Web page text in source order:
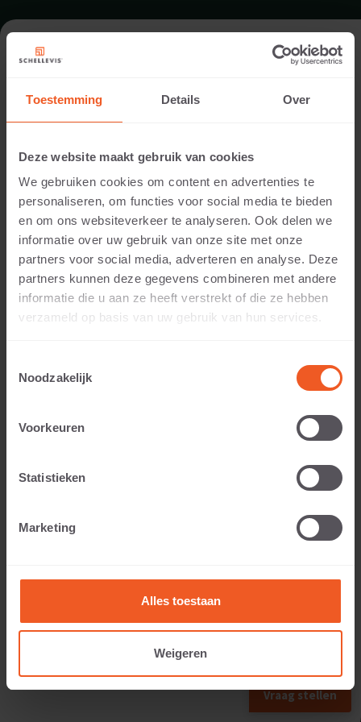
Toestemming Details Over
Deze website maakt gebruik van cookies
We gebruiken cookies om content en advertenties te
personaliseren, om functies voor social media te bieden
en om ons websiteverkeer te analyseren. Ook delen we
informatie over uw gebruik van onze site met onze
partners voor social media, adverteren en analyse. Deze
partners kunnen deze gegevens combineren met andere
informatie die u aan ze heeft verstrekt of die ze hebben
verzameld op basis van uw gebruik van hun services.
Noodzakelijk
Voorkeuren
Statistieken
Marketing
Alles toestaan
Weigeren
SORTIMENT RASENGITTERPLATTEN
14 CM DICKE
Anwendbar auf:
Gewicht:
Vraag stellen